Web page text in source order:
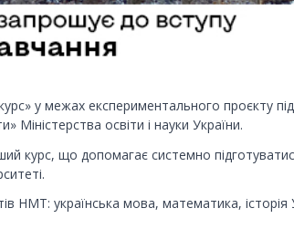
у межах експериментального проєкту
Міністерства освіти і науки України.
курс, що допомагає системно
НМТ: українська мова, математика,